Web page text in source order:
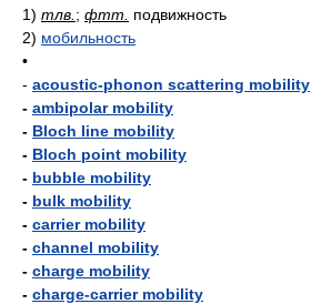
1) тлв. ; фтт.
подвижность
2) мобильность
•
- acoustic-phonon scattering mobility
- ambipolar mobility
- Bloch line mobility
- Bloch point mobility
- bubble mobility
- bulk mobility
- carrier mobility
- channel mobility
- charge mobility
- charge-carrier mobility